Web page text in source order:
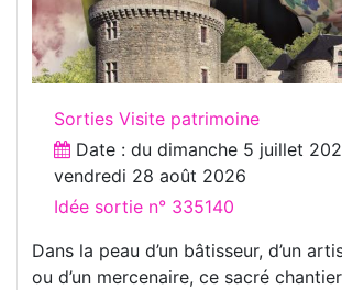
Sorties Visite patrimoine
Date : du dimanche 5 juillet
vendredi 28 août 2026
Idée sortie n° 335140
Dans la peau d’un bâtisseur, d’un
ou d’un mercenaire, ce sacré